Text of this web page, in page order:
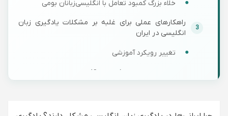
خلاء بزرگ کمبود تعامل با انگلیسی‌زبانان بومی
راهکارهای عملی برای غلبه بر مشکلات یادگیری زبان
انگلیسی در ایران
تغییر رویکرد آموزشی
اهمیت کانتکست (Context)
تمرکز بر مهارت‌های مکالمه